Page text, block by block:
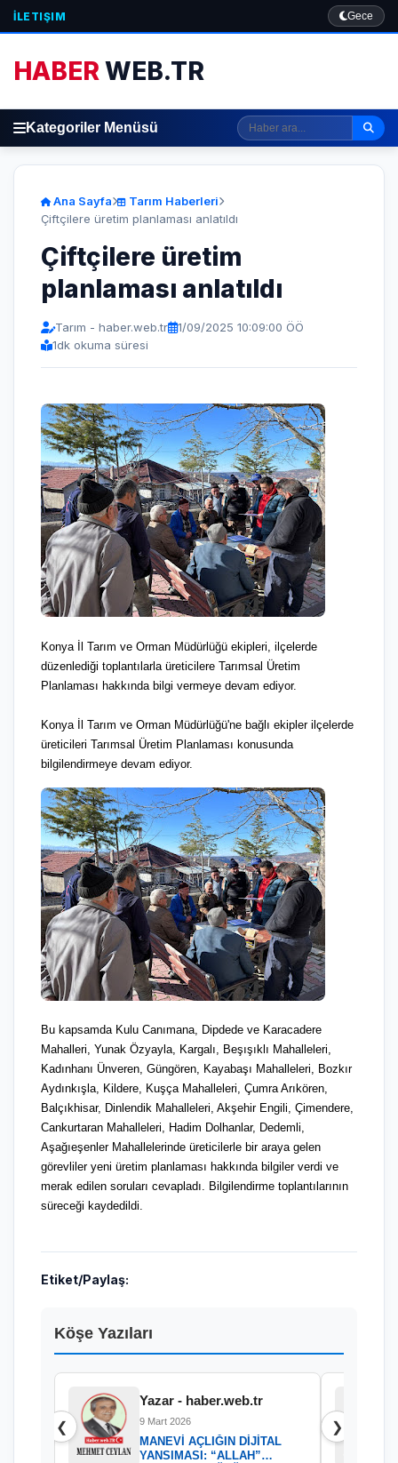
İLETIŞIM Gece
HABERWEB.TR
Kategoriler Menüsü
Ana Sayfa
Tarım Haberleri
Çiftçilere üretim planlaması anlatıldı
Çiftçilere üretim
planlaması anlatıldı
Tarım - haber.web.tr
1/09/2025 10:09:00 ÖÖ
1dk okuma süresi
Konya İl Tarım ve Orman Müdürlüğü ekipleri, ilçelerde
düzenlediği toplantılarla üreticilere Tarımsal Üretim
Planlaması hakkında bilgi vermeye devam ediyor.
Konya İl Tarım ve Orman Müdürlüğü'ne bağlı ekipler ilçelerde
üreticileri Tarımsal Üretim Planlaması konusunda
bilgilendirmeye devam ediyor.
Bu kapsamda Kulu Canımana, Dipdede ve Karacadere
Mahalleri, Yunak Özyayla, Kargalı, Beşışıklı Mahalleleri,
Kadınhanı Ünveren, Güngören, Kayabaşı Mahalleleri, Bozkır
Aydınkışla, Kildere, Kuşça Mahalleleri, Çumra Arıkören,
Balçıkhisar, Dinlendik Mahalleleri, Akşehir Engili, Çimendere,
Cankurtaran Mahalleleri, Hadim Dolhanlar, Dedemli,
Aşağıeşenler Mahallelerinde üreticilerle bir araya gelen
görevliler yeni üretim planlaması hakkında bilgiler verdi ve
merak edilen soruları cevapladı. Bilgilendirme toplantılarının
süreceği kaydedildi.
Etiket/Paylaş:
Köşe Yazıları
❮
Yazar - haber.web.tr
9 Mart 2026
MANEVİ AÇLIĞIN DİJİTAL
YANSIMASI: “ALLAH”
❯